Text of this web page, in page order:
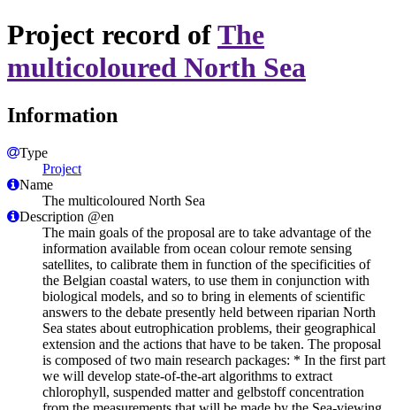
Project record ofThe
multicoloured North Sea
Information
Type
Project
Name
The multicoloured North Sea
Description @en
The main goals of the proposal are to take advantage of the
information available from ocean colour remote sensing
satellites, to calibrate them in function of the specificities of
the Belgian coastal waters, to use them in conjunction with
biological models, and so to bring in elements of scientific
answers to the debate presently held between riparian North
Sea states about eutrophication problems, their geographical
extension and the actions that have to be taken. The proposal
is composed of two main research packages: * In the first part
we will develop state-of-the-art algorithms to extract
chlorophyll, suspended matter and gelbstoff concentration